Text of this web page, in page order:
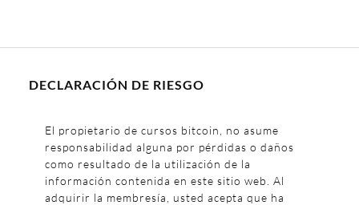
DECLARACIÓN DE RIESGO
El propietario de cursos bitcoin, no asume
responsabilidad alguna por pérdidas o daños
como resultado de la utilización de la
información contenida en este sitio web. Al
adquirir la membresía, usted acepta que ha